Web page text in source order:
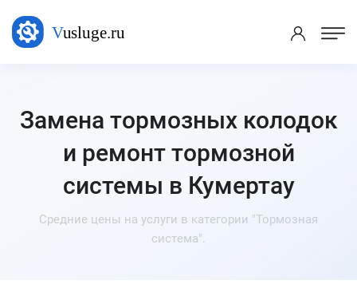
Замена тормозных колодок
и ремонт тормозной
системы в Кумертау
Средние цены на услуги в категории "Тормозная
система".